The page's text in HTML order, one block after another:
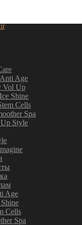
Age
Vol Up
Shine
Cells
Spa
Style
Age
Cells
Spa